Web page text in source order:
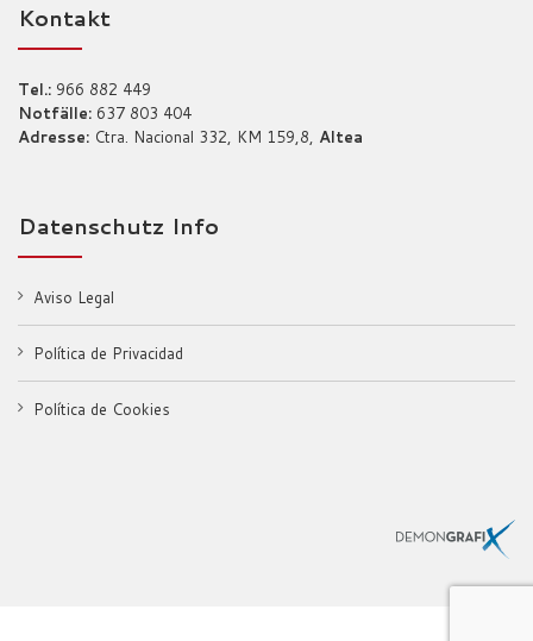
Kontakt
Tel.: 966 882 449
Notfälle: 637 803 404
Adresse: Ctra. Nacional 332, KM 159,8, Altea
Datenschutz Info
Aviso Legal
Política de Privacidad
Política de Cookies